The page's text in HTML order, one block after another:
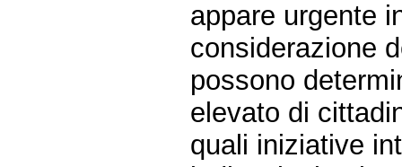
appare urgente
considerazione
possono
elevato di
quali iniziative